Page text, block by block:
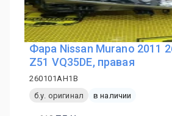
Фара Nissan Murano 2011
Z51 VQ35DE, правая
260101AH1B
б.у. оригинал
в наличии